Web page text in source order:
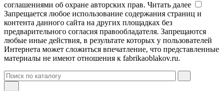
соглашениями об охране авторских прав. Читать далее
Запрещается любое использование содержания страниц и
контента данного сайта на других площадках без
предварительного согласия правообладателя. Запрещаются
любые иные действия, в результате которых у пользователей
Интернета может сложиться впечатление, что представленные
материалы не имеют отношения к fabrikaoblakov.ru.